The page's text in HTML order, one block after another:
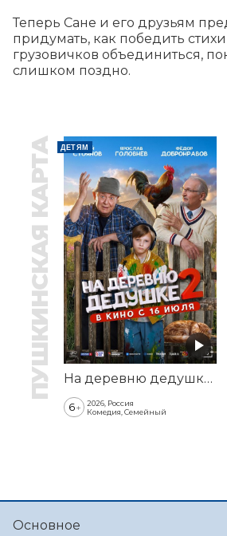
Теперь Сане и его друзьям
придумать, как победить
грузовичков объединиться,
слишком поздно.
ПУШКИНСКАЯ КАРТА ДЕТЯМ
На деревню дедушке 2
6+
2026, Россия
Комедия, Семейный
Основное